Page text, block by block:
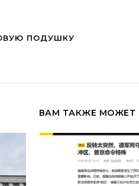
ПОДУШКУ
ВАМ ТАКЖЕ МОЖЕТ